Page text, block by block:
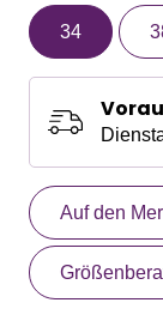
34
Auf den